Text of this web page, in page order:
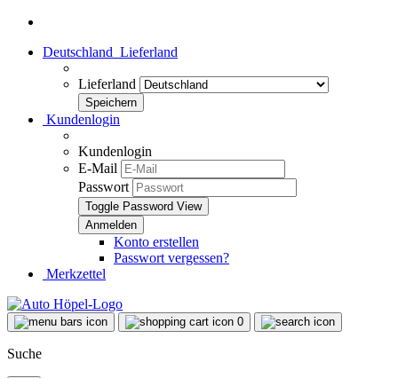
Deutschland Lieferland
Lieferland
Kundenlogin
Kundenlogin
E-Mail
Passwort
Toggle Password View
Konto erstellen
Passwort vergessen?
Merkzettel
0
Suche